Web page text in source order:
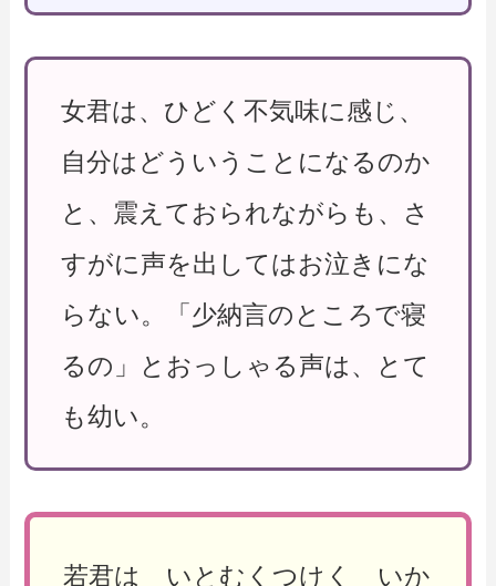
女君は、ひどく不気味に感じ、
自分はどういうことになるのか
と、震えておられながらも、さ
すがに声を出してはお泣きにな
らない。「少納言のところで寝
るの」とおっしゃる声は、とて
も幼い。
若君は いとむくつけく いか